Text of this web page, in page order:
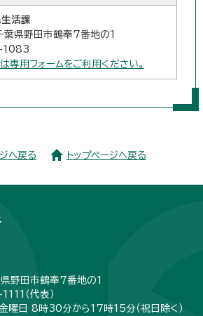
活課
県野田市鶴奉7番地の1
1083
専用フォームをご利用ください。
へ戻る トップページへ戻る
田市鶴奉7番地の1
（代表）
曜日 8時30分から17時15分（祝日除く）